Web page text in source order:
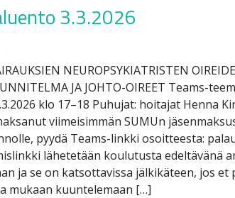
3.3.2026
NEUROPSYKIATRISTEN
JA JOHTO-OIREET Teams-
klo 17–18 Puhujat: hoitajat Henna
viimeisimmän SUMUn
pyydä Teams-linkki osoitteesta:
lähetetään koulutusta edeltävänä
ja se on katsottavissa jälkikäteen, jos et
mukaan kuuntelemaan […]